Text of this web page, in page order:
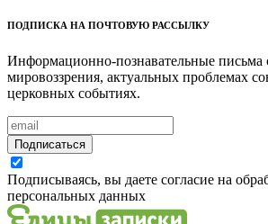
ПОДПИСКА НА ПОЧТОВУЮ РАССЫЛКУ
Информационно-познавательные письма
мировоззрения, актуальных проблемах
церковных событиях.
Подписаться
Подписываясь, вы даете согласие на
персональных данных